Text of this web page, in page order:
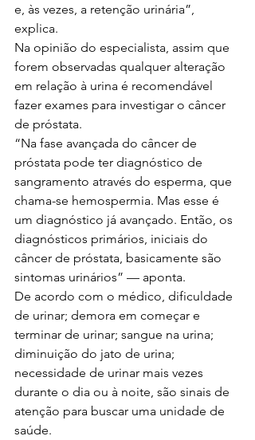
e, às vezes, a retenção urinária”,
explica.
Na opinião do especialista, assim que
forem observadas qualquer alteração
em relação à urina é recomendável
fazer exames para investigar o câncer
de próstata.
“Na fase avançada do câncer de
próstata pode ter diagnóstico de
sangramento através do esperma, que
chama-se hemospermia. Mas esse é
um diagnóstico já avançado. Então, os
diagnósticos primários, iniciais do
câncer de próstata, basicamente são
sintomas urinários” — aponta.
De acordo com o médico, dificuldade
de urinar; demora em começar e
terminar de urinar; sangue na urina;
diminuição do jato de urina;
necessidade de urinar mais vezes
durante o dia ou à noite, são sinais de
atenção para buscar uma unidade de
saúde.